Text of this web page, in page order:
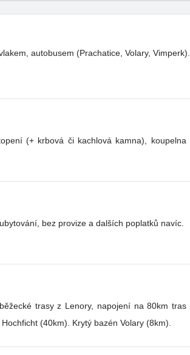
autobusem (Prachatice, Volary, Vimperk).
(+ krbová či kachlová kamna),
bez provize a dalších poplatků navíc.
trasy z Lenory, napojení na 80km
(40km). Krytý bazén Volary (8km).